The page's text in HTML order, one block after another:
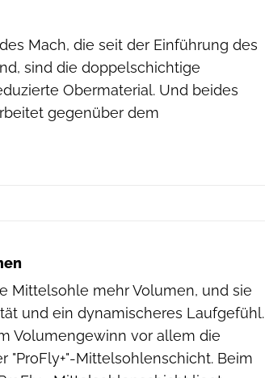
Mach, die seit der Einführung des
sind die doppelschichtige
Obermaterial. Und beides
gegenüber dem
Mittelsohle mehr Volumen, und sie
und ein dynamischeres Laufgefühl.
Volumengewinn vor allem die
"ProFly+"-Mittelsohlenschicht. Beim